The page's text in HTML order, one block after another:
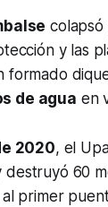
colapsó
y las
formado
de agua en
2020, el
60
primer